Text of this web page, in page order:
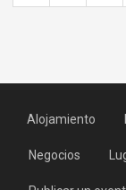
Alojamiento
Negocios